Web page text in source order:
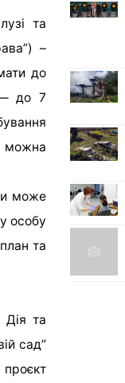
та
–
до
— до 7
можна
може
особу
та
Дія та
сад”